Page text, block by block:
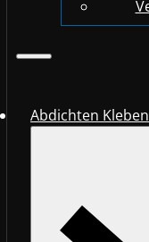
Abdichten